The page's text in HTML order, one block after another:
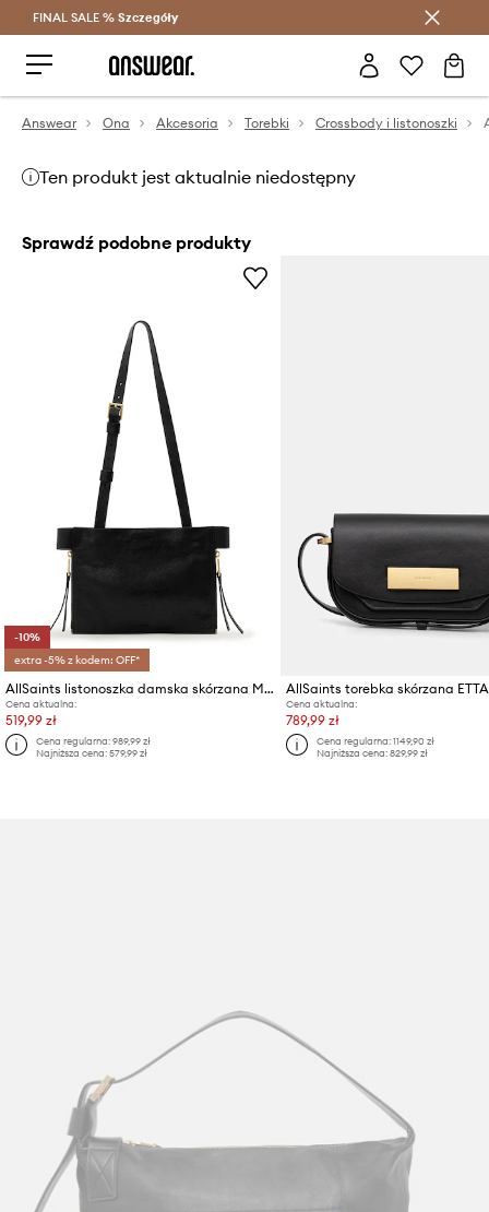
Oszczędzaj z Answear Club >
FINAL SALE % Szczegóły
Answear Ona Akcesoria Torebki Crossbody i listonoszki
Ten produkt jest aktualnie niedostępny
Sprawdź podobne produkty
-10%
extra -5% z kodem: OFF*
AllSaints listonoszka damska skórzana MARLO
Cena aktualna:
519,99 zł
Cena regularna:989,99 zł
Najniższa cena:579,99 zł
AllSaints torebka skórzana ETTA
Cena aktualna:
789,99 zł
Cena regularna:1149,90 zł
Najniższa cena:829,99 zł